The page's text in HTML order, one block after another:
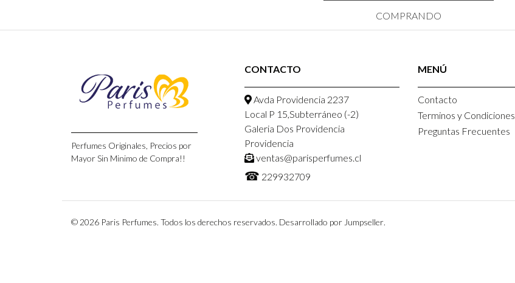
COMPRANDO
Perfumes Originales, Precios por
Mayor Sin Minimo de Compra!!
CONTACTO
Avda Providencia 2237
Local P 15,Subterráneo (-2)
Galeria Dos Providencia
Providencia
ventas@parisperfumes.cl
☎ 229932709
MENÚ
Contacto
Terminos y Condiciones
Preguntas Frecuentes
© 2026 Paris Perfumes. Todos los derechos reservados. Desarrollado por Jumpseller.